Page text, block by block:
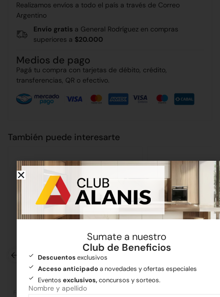
Realizamos envíos a todo el país a través de Correo
Argentino
Envío gratis a General Rodríguez en compras
superiores a $20.000
Medios de pago
Pagá tu compra con tarjetas de débito, crédito,
transferencias, QR o efectivo.
También puede interesarte
Ferretería Ferretería
Sumate a nuestro
Club de Beneficios
Descuentosexclusivos
Acceso anticipadoa novedades y ofertas especiales
Eventos exclusivos,concursos y sorteos.
Nombre y apellido